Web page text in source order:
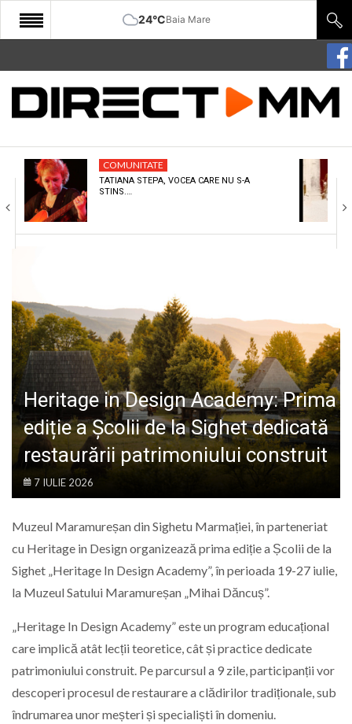
24°CBaia Mare
START
COMUNITATE
CULTURA
ECONOMIE
SANATATE
SPECIAL
POLITIC
LIFE
COMUNITATE
TATIANA STEPA, VOCEA CARE NU S-A
STINS.…
Heritage in Design Academy: Prima
ediție a Școlii de la Sighet dedicată
restaurării patrimoniului construit
7 IULIE 2026
Muzeul Maramureșan din Sighetu Marmației, în parteneriat
cu Heritage in Design organizează prima ediție a Școlii de la
Sighet „Heritage In Design Academy”, în perioada 19-27 iulie,
la Muzeul Satului Maramureșan „Mihai Dăncuș”.
„Heritage In Design Academy” este un program educațional
care implică atât lecții teoretice, cât și practice dedicate
patrimoniului construit. Pe parcursul a 9 zile, participanții vor
descoperi procesul de restaurare a clădirilor tradiționale, sub
îndrumarea unor meșteri și specialiști în domeniu.